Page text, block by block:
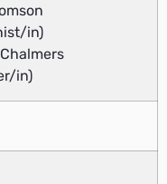
in)
in)